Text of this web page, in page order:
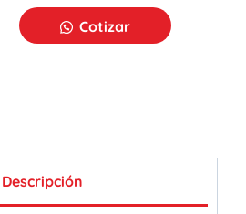
Cotizar
Descripción